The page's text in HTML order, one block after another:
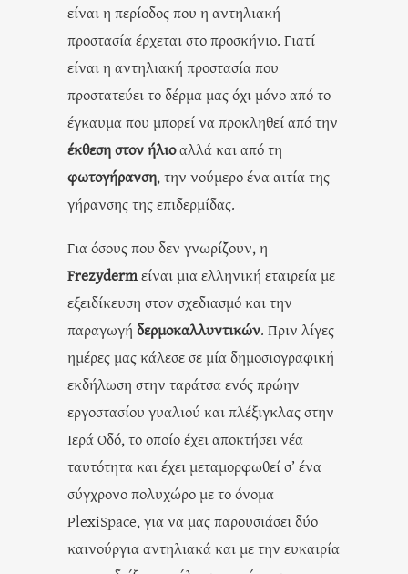
είναι η περίοδος που η αντηλιακή
προστασία έρχεται στο προσκήνιο. Γιατί
είναι η αντηλιακή προστασία που
προστατεύει το δέρμα μας όχι μόνο από το
έγκαυμα που μπορεί να προκληθεί από την
έκθεση στον ήλιοαλλά και από τη
φωτογήρανση, την νούμερο ένα αιτία της
γήρανσης της επιδερμίδας.
Για όσους που δεν γνωρίζουν, η
Frezydermείναι μια ελληνική εταιρεία με
εξειδίκευση στον σχεδιασμό και την
παραγωγή δερμοκαλλυντικών. Πριν λίγες
ημέρες μας κάλεσε σε μία δημοσιογραφική
εκδήλωση στην ταράτσα ενός πρώην
εργοστασίου γυαλιού και πλέξιγκλας στην
Ιερά Οδό, το οποίο έχει αποκτήσει νέα
ταυτότητα και έχει μεταμορφωθεί σ’ ένα
σύγχρονο πολυχώρο με το όνομα
PlexiSpace, για να μας παρουσιάσει δύο
καινούργια αντηλιακά και με την ευκαιρία